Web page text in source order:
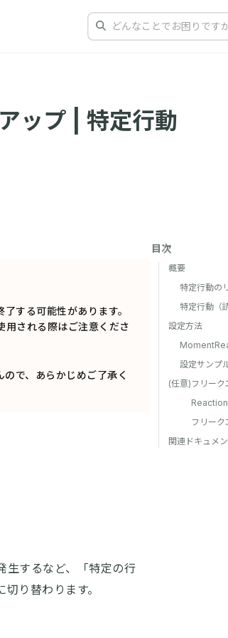
どんなことでお困りです
ップ | 特定行動
する可能性があります。
用される際はご注意くださ
で、あらかじめご了承く
生するなど、「特定の行
り替わります。
目次
概要
特定行動の
特定行動（
設定方法
設定サンプ
(任意)フリーク
フリーク
関連ドキュメ